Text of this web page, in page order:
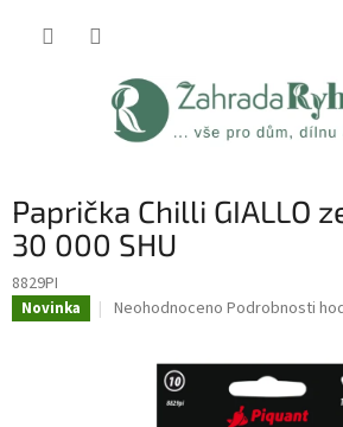
Paprička Chilli GIALLO
30 000 SHU
8829PI
Novinka
Průměrné
Neohodnoceno Podrobnosti